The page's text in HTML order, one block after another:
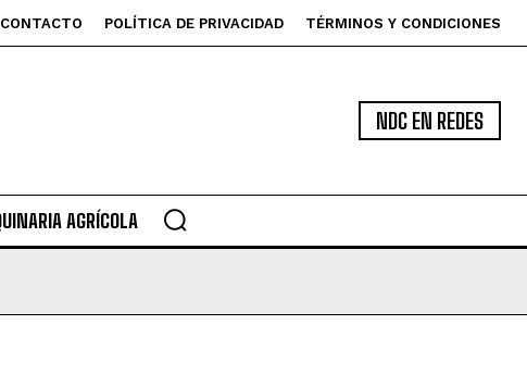
CONTACTO POLÍTICA DE PRIVACIDAD TÉRMINOS Y CONDICIONES
NDC EN REDES
AGRÍCOLA